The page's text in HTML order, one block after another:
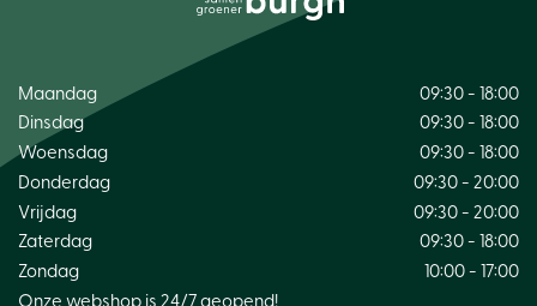
Maandag
09:30 - 18:00
Dinsdag
09:30 - 18:00
Woensdag
09:30 - 18:00
Donderdag
09:30 - 20:00
Vrijdag
09:30 - 20:00
Zaterdag
09:30 - 18:00
Zondag
10:00 - 17:00
Onze webshop is 24/7 geopend!